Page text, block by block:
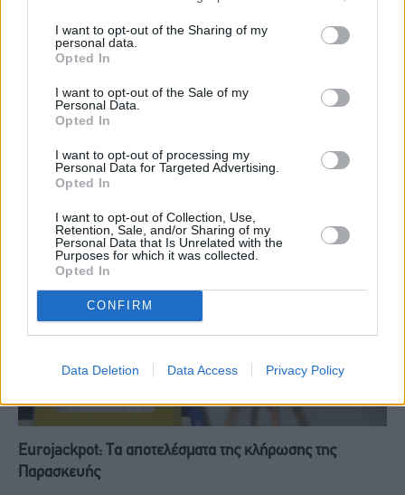
I want to opt-out of the Sharing of my
personal data.
Opted In
I want to opt-out of the Sale of my
Personal Data.
Opted In
I want to opt-out of processing my
Personal Data for Targeted Advertising.
Opted In
I want to opt-out of Collection, Use,
Retention, Sale, and/or Sharing of my
Personal Data that Is Unrelated with the
Purposes for which it was collected.
Opted In
CONFIRM
Data Deletion Data Access Privacy Policy
PREVIOUS ARTICLE
Τζόκερ: Η κλήρωση της Τρίτης
NEXT ARTICLE
Ουτοπία ή ρεαλιστικό σχέδιο η
RELATEDPOSTS
Eurojackpot: Τα αποτελέσματα της κλήρωσης της
Παρασκευής